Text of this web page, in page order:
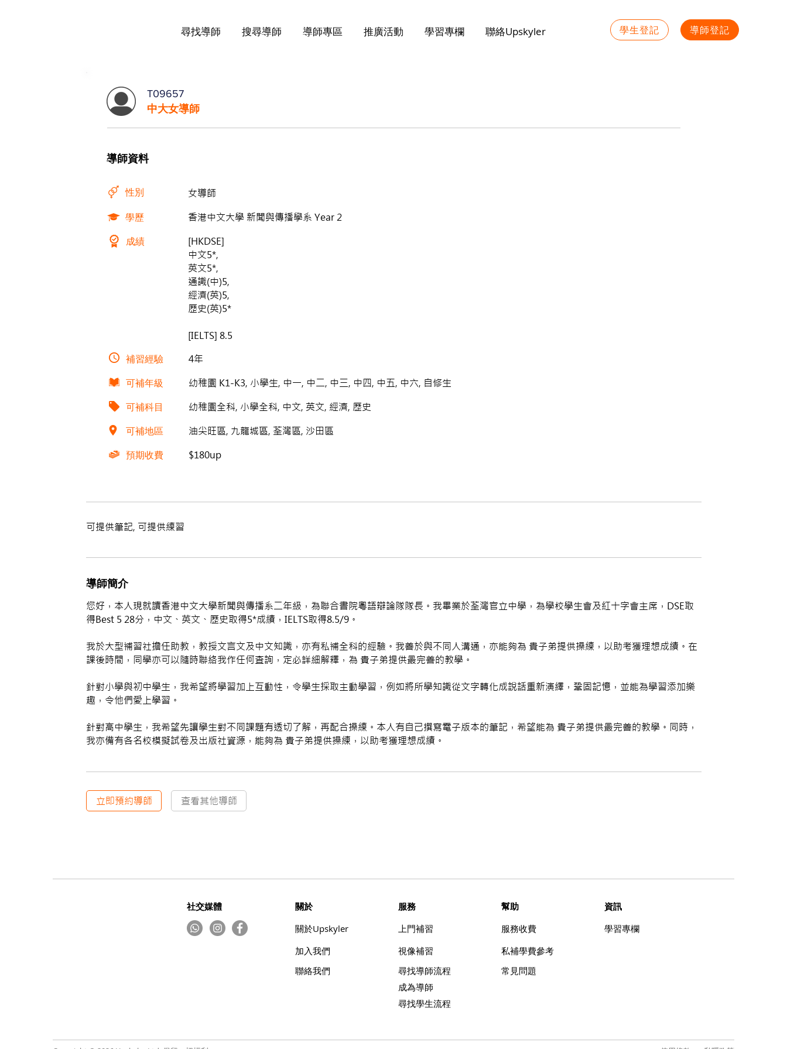
尋找導師 搜尋導師 導師專區 推廣活動 學習專欄 聯絡Upskyler 學生登記 導師登記
T09657
中大女導師
導師資料
性別 女導師
學歷 香港中文大學 新聞與傳播學系 Year 2
成績
[HKDSE]
中文5*,
英文5*,
通識(中)5,
經濟(英)5,
歷史(英)5*
[IELTS] 8.5
補習經驗 4年
可補年級 幼稚園 K1-K3, 小學生, 中一, 中二, 中三, 中四, 中五, 中六, 自修生
可補科目 幼稚園全科, 小學全科, 中文, 英文, 經濟, 歷史
可補地區 油尖旺區, 九龍城區, 荃灣區, 沙田區
預期收費 $180up
可提供筆記, 可提供練習
導師簡介
您好，本人現就讀香港中文大學新聞與傳播系二年級，為聯合書院粵語辯論隊隊長。我畢業於荃灣官立中學，為學校學生會及紅十字會主席，DSE取
得Best 5 28分，中文、英文、歷史取得5*成績，IELTS取得8.5/9。
我於大型補習社擔任助教，教授文言文及中文知識，亦有私補全科的經驗。我善於與不同人溝通，亦能夠為 貴子弟提供操練，以助考獲理想成績。在
課後時間，同學亦可以隨時聯絡我作任何査詢，定必詳細解釋，為 貴子弟提供最完善的教學。
針對小學與初中學生，我希望將學習加上互動性，令學生採取主動學習，例如將所學知識從文字轉化成說話重新演繹，鞏固記憶，並能為學習添加樂
趣，令他們愛上學習。
針對高中學生，我希望先讓學生對不同課題有透切了解，再配合操練。本人有自己撰寫電子版本的筆記，希望能為 貴子弟提供最完善的教學。同時，
我亦備有各名校模擬試卷及出版社資源，能夠為 貴子弟提供操練，以助考獲理想成績。
立即預約導師 查看其他導師
社交媒體 ​關於
​關於Upskyler
加入我們
聯絡我們
服務
上門補習
視像補習
尋找導師流程
幫助
​服務收費
資訊
學習專欄
​私補學費參考
常見問題
成為導師
尋找學生流程